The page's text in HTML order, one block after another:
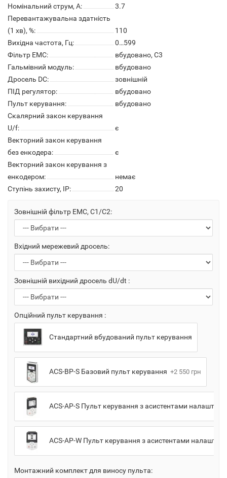
Номінальний струм, А:
3.7
Перевантажувальна здатність
(1 хв), %:
110
Вихідна частота, Гц:
0…599
Фільтр ЕМС:
вбудовано, С3
Гальмівний модуль:
вбудовано
Дросель DC:
зовнішній
ПІД регулятор:
вбудовано
Пульт керування:
вбудовано
Скалярний закон керування
U/f:
є
Векторний закон керування
без енкодера:
є
Векторний закон керування з
енкодером:
немає
Ступінь захисту, IP:
20
Зовнішній фільтр ЕМС, С1/С2:
Вхідний мережевий дросель:
Зовнішній вихідний дросель dU/dt :
Опційний пульт керування :
Стандартний вбудований пульт керування
ACS-BP-S Базовий пульт керування +2 550 грн
ACS-AP-S Пульт керування з асистентами
ACS-AP-W Пульт керування з асистентами
Монтажний комплект для виносу пульта: